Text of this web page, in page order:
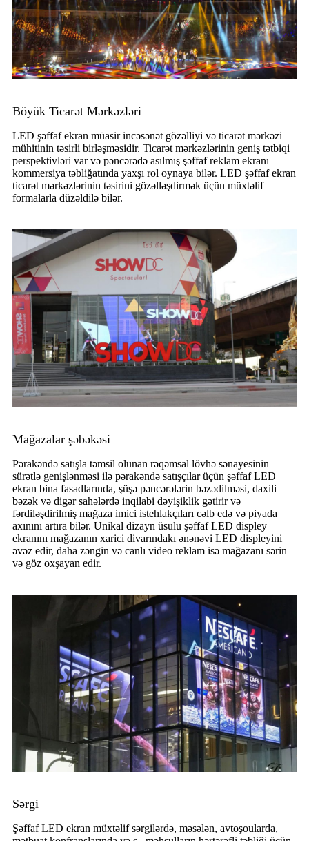
Böyük Ticarət Mərkəzləri
LED şəffaf ekran müasir incəsənət gözəlliyi və ticarət mərkəzi
mühitinin təsirli birləşməsidir. Ticarət mərkəzlərinin geniş tətbiqi
perspektivləri var və pəncərədə asılmış şəffaf reklam ekranı
kommersiya təbliğatında yaxşı rol oynaya bilər. LED şəffaf ekran
ticarət mərkəzlərinin təsirini gözəlləşdirmək üçün müxtəlif
formalarla düzəldilə bilər.
Mağazalar şəbəkəsi
Pərakəndə satışla təmsil olunan rəqəmsal lövhə sənayesinin
sürətlə genişlənməsi ilə pərakəndə satışçılar üçün şəffaf LED
ekran bina fasadlarında, şüşə pəncərələrin bəzədilməsi, daxili
bəzək və digər sahələrdə inqilabi dəyişiklik gətirir və
fərdiləşdirilmiş mağaza imici istehlakçıları cəlb edə və piyada
axınını artıra bilər. Unikal dizayn üsulu şəffaf LED displey
ekranını mağazanın xarici divarındakı ənənəvi LED displeyini
əvəz edir, daha zəngin və canlı video reklam isə mağazanı sərin
və göz oxşayan edir.
Sərgi
Şəffaf LED ekran müxtəlif sərgilərdə, məsələn, avtoşoularda,